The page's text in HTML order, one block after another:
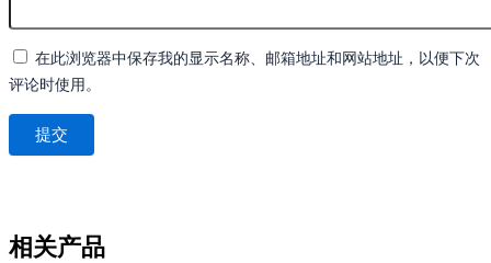
在此浏览器中保存我的显示名称、邮箱地址和网站地址，以便下次
评论时使用。
相关产品